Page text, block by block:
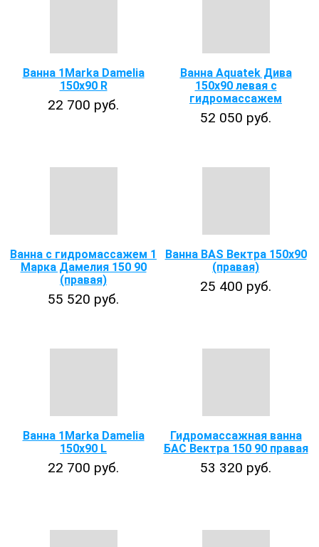
Ванна 1Marka Damelia
150х90 R
22 700 руб.
Ванна Aquatek Дива
150x90 левая с
гидромассажем
52 050 руб.
Ванна с гидромассажем 1
Марка Дамелия 150 90
(правая)
55 520 руб.
Ванна BAS Вектра 150x90
(правая)
25 400 руб.
Ванна 1Marka Damelia
150х90 L
22 700 руб.
Гидромассажная ванна
БАС Вектра 150 90 правая
53 320 руб.